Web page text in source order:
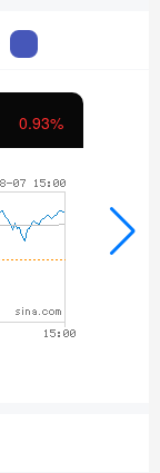
1.01%